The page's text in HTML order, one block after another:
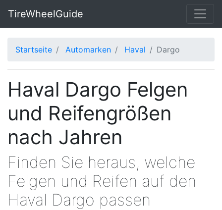
TireWheelGuide
Startseite Automarken Haval Dargo
Haval Dargo Felgen
und Reifengrößen
nach Jahren
Finden Sie heraus, welche
Felgen und Reifen auf den
Haval Dargo passen